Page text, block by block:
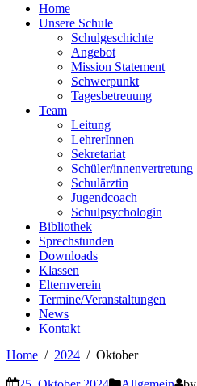
Home
Unsere Schule
Schulgeschichte
Angebot
Mission Statement
Schwerpunkt
Tagesbetreuung
Team
Leitung
LehrerInnen
Sekretariat
Schüler/innenvertretung
Schulärztin
Jugendcoach
Schulpsychologin
Bibliothek
Sprechstunden
Downloads
Klassen
Elternverein
Termine/Veranstaltungen
News
Kontakt
Home
2024 Oktober